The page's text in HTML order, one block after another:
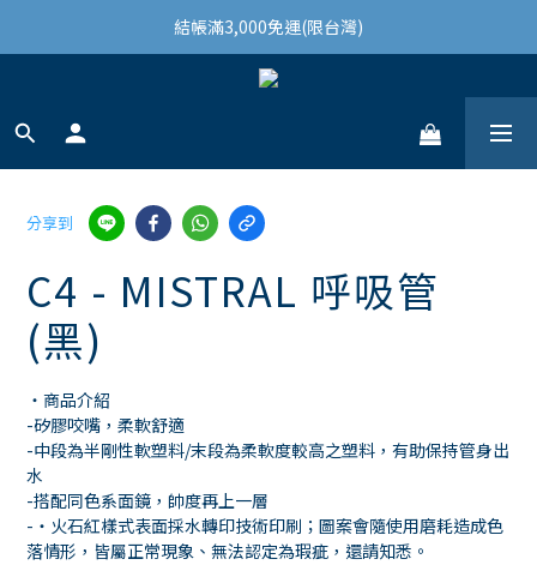
結帳滿3,000免運(限台灣)
結帳滿3,000免運(限台灣)
註冊會員領100購物金
分享到
C4 - MISTRAL 呼吸管
(黑)
・商品介紹
-矽膠咬嘴，柔軟舒適
-中段為半剛性軟塑料/末段為柔軟度較高之塑料，有助保持管身出
水
-搭配同色系面鏡，帥度再上一層
-・火石紅樣式表面採水轉印技術印刷；圖案會隨使用磨耗造成色
落情形，皆屬正常現象、無法認定為瑕疵，還請知悉。